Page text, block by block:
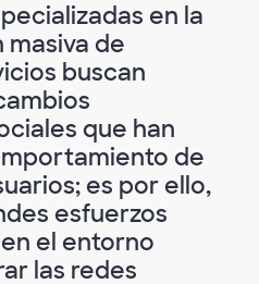
en la
de
buscan
que han
de
es por ello,
esfuerzos
el entorno
las redes